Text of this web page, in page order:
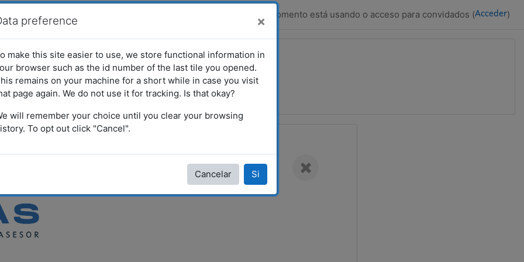
Neste momento está usando o acceso para convidados (Acceder)
preference ×
make this site easier to use, we store functional information in
browser such as the id number of the last tile you opened.
remains on your machine for a short while in case you visit
page again. We do not use it for tracking. Is that okay?
will remember your choice until you clear your browsing
To opt out click "Cancel".
Cancelar Si